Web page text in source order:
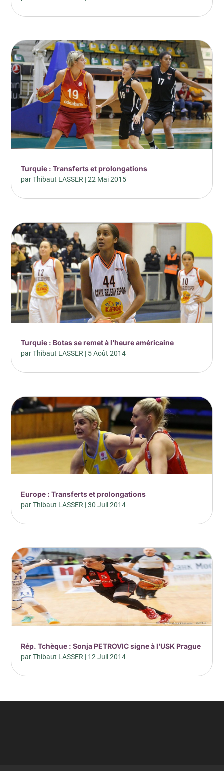
Turquie : Transferts et prolongations
parThibaut LASSER |22 Mai 2015
Turquie : Botas se remet à l’heure américaine
parThibaut LASSER | 5 Août 2014
Europe : Transferts et prolongations
parThibaut LASSER |30 Juil 2014
Rép. Tchèque : Sonja PETROVIC signe à l’USK Prague
parThibaut LASSER | 12 Juil 2014